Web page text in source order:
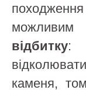
відбитку:
каменя,